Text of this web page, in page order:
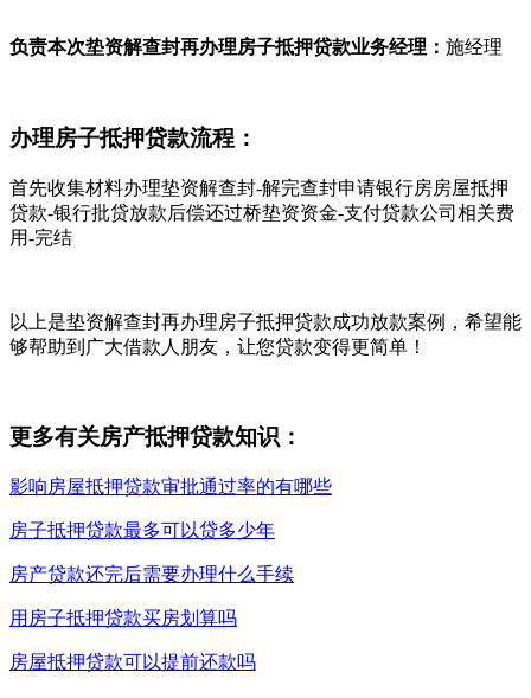
负责本次垫资解查封再办理房子抵押贷款业务经理： 施经理
办理房子抵押贷款流程：
首先收集材料办理垫资解查封-解完查封申请银行房房屋抵押
贷款-银行批贷放款后偿还过桥垫资资金-支付贷款公司相关费
用-完结
以上是垫资解查封再办理房子抵押贷款成功放款案例，希望能
够帮助到广大借款人朋友，让您贷款变得更简单！
更多有关房产抵押贷款知识：
影响房屋抵押贷款审批通过率的有哪些
房子抵押贷款最多可以贷多少年
房产贷款还完后需要办理什么手续
用房子抵押贷款买房划算吗
房屋抵押贷款可以提前还款吗